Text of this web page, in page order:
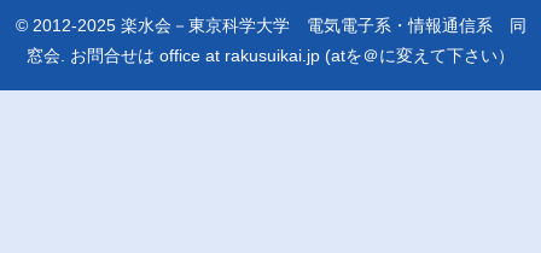
© 2012-2025 楽水会－東京科学大学 電気電子系・情報通信系 同
窓会. お問合せは office at rakusuikai.jp (atを＠に変えて下さい）